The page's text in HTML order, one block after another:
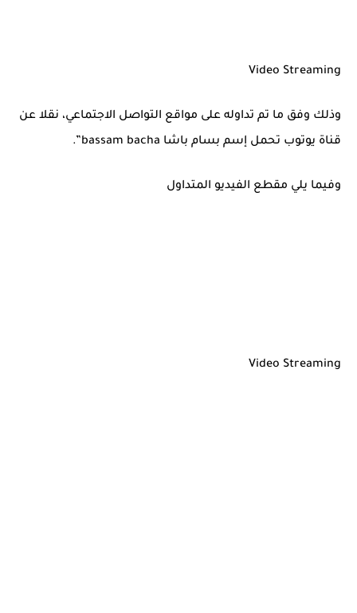
Video Streaming
وذلك وفق ما تم تداوله على مواقع التواصل الاجتماعي، نقلا عن
قناة يوتوب تحمل إسم بسام باشا bassam bacha”.
وفيما يلي مقطع الفيديو المتداول
Video Streaming